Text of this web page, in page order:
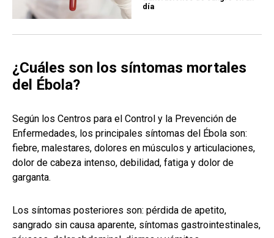
día
¿Cuáles son los síntomas mortales
del Ébola?
Según los Centros para el Control y la Prevención de
Enfermedades, los principales síntomas del Ébola son:
fiebre, malestares, dolores en músculos y articulaciones,
dolor de cabeza intenso, debilidad, fatiga y dolor de
garganta.
Los síntomas posteriores son: pérdida de apetito,
sangrado sin causa aparente, síntomas gastrointestinales,